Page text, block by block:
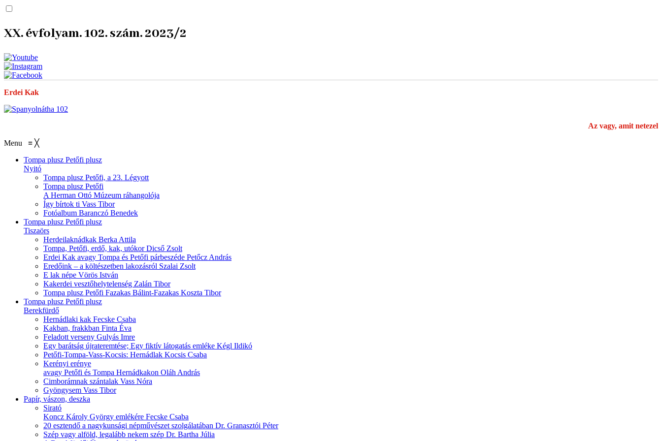
XX. évfolyam. 102. szám. 2023/2
Erdei Kak
Az vagy, amit netezel
Menu ≡ ╳
Tompa plusz Petőfi plusz
Nyitó
Tompa plusz Petőfi, a 23. Légyott
Tompa plusz Petőfi
A Herman Ottó Múzeum ráhangolója
Így bírtok ti Vass Tibor
Fotóalbum Baranczó Benedek
Tompa plusz Petőfi plusz
Tiszaörs
Herdeilaknádkak Berka Attila
Tompa, Petőfi, erdő, kak, utókorDicső Zsolt
Erdei Kak avagy Tompa és Petőfi párbeszéde Petőcz András
Eredőink – a költészetben lakozásról Szalai Zsolt
E lak népe Vörös István
Kakerdei vesztőhelytelenség Zalán Tibor
Tompa plusz Petőfi Fazakas Bálint-Fazakas Koszta Tibor
Tompa plusz Petőfi plusz
Berekfürdő
Hernádlaki kak Fecske Csaba
Kakban, frakkban Finta Éva
Feladott verseny Gulyás Imre
Egy barátság újrateremtése; Egy fiktív látogatás emléke Kégl Ildikó
Petőfi-Tompa-Vass-Kocsis: Hernádlak Kocsis Csaba
Kerényi erénye
avagy Petőfi és Tompa Hernádkakon Oláh András
Cimborámnak szántalak Vass Nóra
Gyöngysem Vass Tibor
Papír, vászon, deszka
Sirató
Koncz Károly György emlékére Fecske Csaba
20 esztendő a nagykunsági népművészet szolgálatában Dr. Granasztói Péter
Szép vagy alföld, legalább nekem szép Dr. Bartha Júlia